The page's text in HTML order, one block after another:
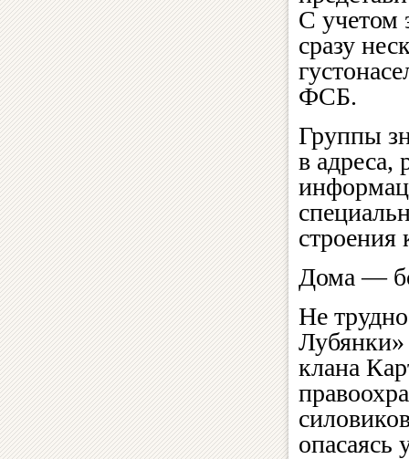
С учетом
сразу
ФСБ.
Группы
в адреса,
строения
Дома —
Не
клана
опасаясь